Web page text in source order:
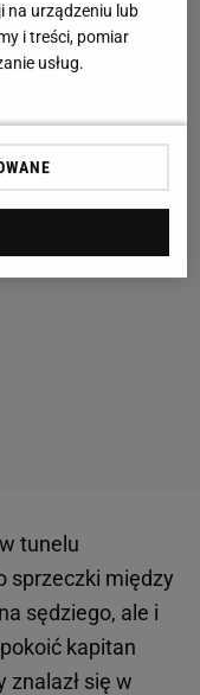
tunelu
sprzeczki między
sędziego, ale i
kapitan
znalazł się w
na urządzeniu lub
i treści, pomiar
usług.